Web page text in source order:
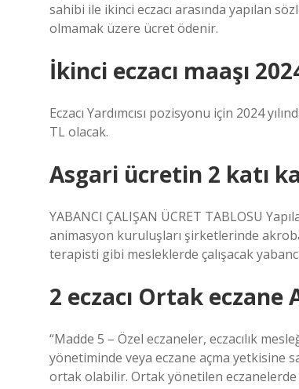
sahibi ile ikinci eczacı arasında yapılan
olmamak üzere ücret ödenir.
İkinci eczacı maaşı
Eczacı Yardımcısı pozisyonu için 2024
TL olacak.
Asgari ücretin 2 katı
YABANCI ÇALIŞAN ÜCRET TABLOSU
animasyon kuruluşları şirketlerinde
terapisti gibi mesleklerde çalışacak
2 eczacı Ortak eczane
“Madde 5 – Özel eczaneler, eczacılık
yönetiminde veya eczane açma yetkisine
ortak olabilir. Ortak yönetilen eczanelerde